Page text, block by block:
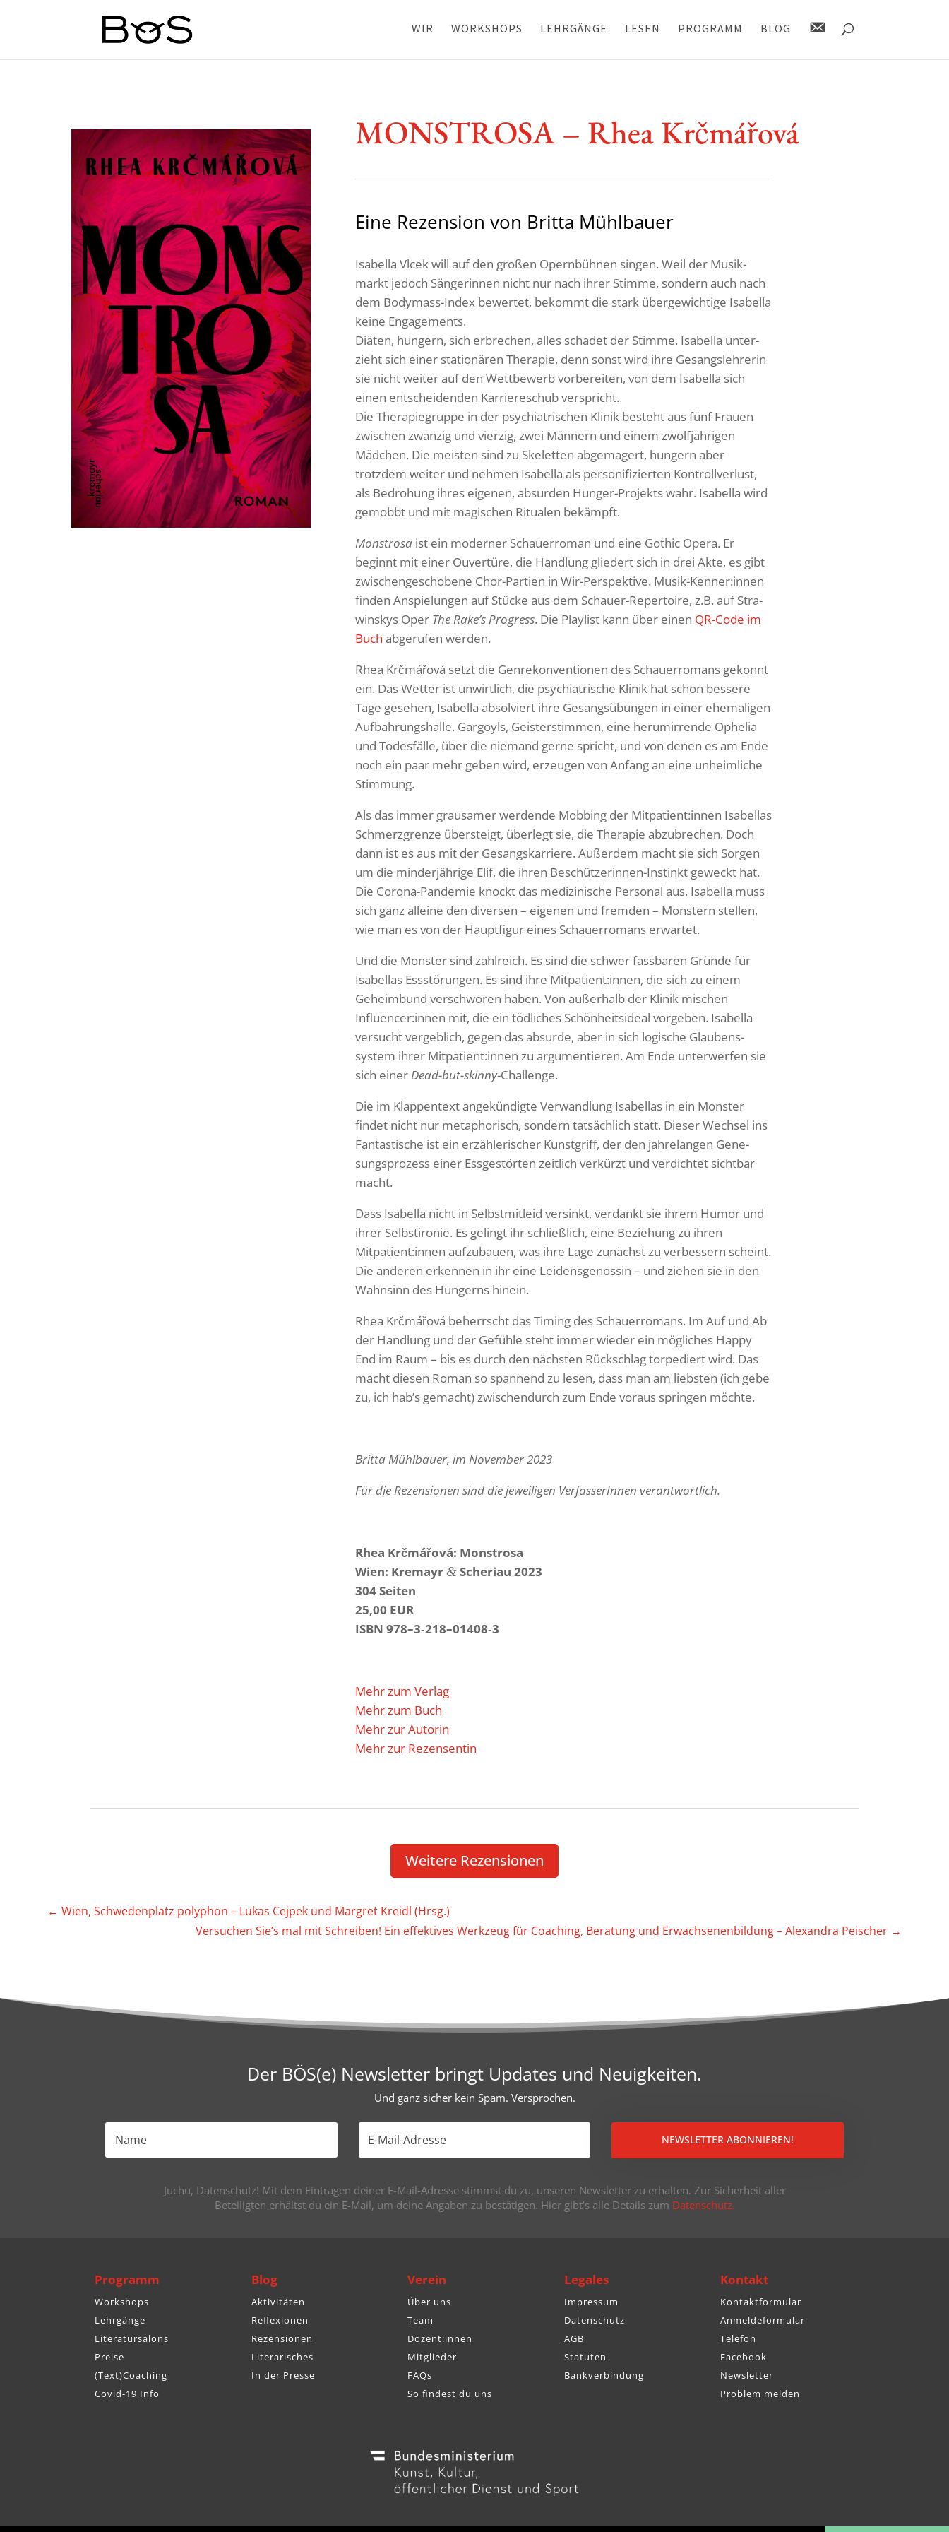
WIR WORKSHOPS LEHRGÄNGE LESEN PROGRAMM BLOG K
O
T
MONSTROSA – Rhea Krčmářová
Eine Rezen­sion von Britta Mühlbauer
Isabella Vlcek will auf den großen Opern­bühnen singen. Weil der Musik­
markt jedoch Sänge­rinnen nicht nur nach ihrer Stimme, sondern auch nach
dem Body­mass-Index bewertet, bekommt die stark über­ge­wich­tige Isabella
keine Enga­ge­ments.
Diäten, hungern, sich erbre­chen, alles schadet der Stimme. Isabella unter­
zieht sich einer statio­nären Therapie, denn sonst wird ihre Gesangs­leh­rerin
sie nicht weiter auf den Wett­be­werb vorbe­reiten, von dem Isabella sich
einen entschei­denden Karrie­re­schub verspricht.
Die Thera­pie­gruppe in der psych­ia­tri­schen Klinik besteht aus fünf Frauen
zwischen zwanzig und vierzig, zwei Männern und einem zwölf­jäh­rigen
Mädchen. Die meisten sind zu Skeletten abge­ma­gert, hungern aber
trotzdem weiter und nehmen Isabella als perso­ni­fi­zierten Kontroll­ver­lust,
als Bedro­hung ihres eigenen, absurden Hunger-Projekts wahr. Isabella wird
gemobbt und mit magi­schen Ritualen bekämpft.
Mons­trosaist ein moderner Schau­er­roman und eine Gothic Opera. Er
beginnt mit einer Ouver­türe, die Hand­lung glie­dert sich in drei Akte, es gibt
zwischen­ge­scho­bene Chor-Partien in Wir-Perspek­tive. Musik-Kenner:innen
finden Anspie­lungen auf Stücke aus dem Schauer-Reper­toire, z.B. auf Stra­
win­skys Oper The Rake’s Progress. Die Play­list kann über einen QR-Code im
Buch abge­rufen werden.
Rhea Krčmá­řová setzt die Genre­kon­ven­tionen des Schau­er­ro­mans gekonnt
ein. Das Wetter ist unwirt­lich, die psych­ia­tri­sche Klinik hat schon bessere
Tage gesehen, Isabella absol­viert ihre Gesangs­übungen in einer ehema­ligen
Aufbah­rungs­halle. Gargoyls, Geis­ter­stimmen, eine herum­ir­rende Ophelia
und Todes­fälle, über die niemand gerne spricht, und von denen es am Ende
noch ein paar mehr geben wird, erzeugen von Anfang an eine unheim­liche
Stimmung.
Als das immer grau­samer werdende Mobbing der Mitpatient:innen Isabellas
Schmerz­grenze über­steigt, über­legt sie, die Therapie abzu­bre­chen. Doch
dann ist es aus mit der Gesangs­kar­riere. Außerdem macht sie sich Sorgen
um die minder­jäh­rige Elif, die ihren Beschüt­ze­rinnen-Instinkt geweckt hat.
Die Corona-Pandemie knockt das medi­zi­ni­sche Personal aus. Isabella muss
sich ganz alleine den diversen – eigenen und fremden – Mons­tern stellen,
wie man es von der Haupt­figur eines Schau­er­ro­mans erwartet.
Und die Monster sind zahl­reich. Es sind die schwer fass­baren Gründe für
Isabellas Essstö­rungen. Es sind ihre Mitpatient:innen, die sich zu einem
Geheim­bund verschworen haben. Von außer­halb der Klinik mischen
Influencer:innen mit, die ein tödli­ches Schön­heits­ideal vorgeben. Isabella
versucht vergeb­lich, gegen das absurde, aber in sich logi­sche Glau­bens­
system ihrer Mitpatient:innen zu argu­men­tieren. Am Ende unter­werfen sie
sich einerDead-but-skinny-Chall­enge.
Die im Klap­pen­text ange­kün­digte Verwand­lung Isabellas in ein Monster
findet nicht nur meta­pho­risch, sondern tatsäch­lich statt. Dieser Wechsel ins
Fantas­ti­sche ist ein erzäh­le­ri­scher Kunst­griff, der den jahre­langen Gene­
sungs­pro­zess einer Essge­störten zeit­lich verkürzt und verdichtet sichtbar
macht.
Dass Isabella nicht in Selbst­mit­leid versinkt, verdankt sie ihrem Humor und
ihrer Selbst­ironie. Es gelingt ihr schließ­lich, eine Bezie­hung zu ihren
Mitpatient:innen aufzu­bauen, was ihre Lage zunächst zu verbes­sern scheint.
Die anderen erkennen in ihr eine Leidens­ge­nossin – und ziehen sie in den
Wahn­sinn des Hungerns hinein.
Rhea Krčmá­řová beherrscht das Timing des Schau­er­ro­mans. Im Auf und Ab
der Hand­lung und der Gefühle steht immer wieder ein mögli­ches Happy
End im Raum – bis es durch den nächsten Rück­schlag torpe­diert wird. Das
macht diesen Roman so span­nend zu lesen, dass man am liebsten (ich gebe
zu, ich hab’s gemacht) zwischen­durch zum Ende voraus springen möchte.
Britta Mühl­bauer, im November 2023
Für die Rezen­sionen sind die jewei­ligen Verfas­se­rInnen verantwortlich.
Rhea Krčmářová: Mons­trosa
Wien: Kremayr&Sche­riau 2023
304 Seiten
25,00 EUR
ISBN 978–3‑218–01408‑3
Mehr zum Verlag
Mehr zum Buch
Mehr zur Autorin
Mehr zur Rezensentin
Weitere Rezen­sionen
←Wien, Schwe­den­platz poly­phon – Lukas Cejpek und Margret Kreidl (Hrsg.)
Versu­chen Sie’s mal mit Schreiben! Ein effek­tives Werk­zeug für Coaching, Bera­tung und Erwach­se­nen­bil­dung – Alex­andra Peischer→
Der BÖS(e) Newsletter bringt Updates und Neuigkeiten.
Und ganz sicher kein Spam. Versprochen.
NEWSLETTER ABONNIEREN!
Juchu, Datenschutz! Mit dem Eintragen deiner E-Mail-Adresse stimmst du zu, unseren Newsletter zu erhalten. Zur Sicherheit aller
Beteiligten erhältst du ein E-Mail, um deine Angaben zu bestätigen. Hier gibt’s alle Details zum Datenschutz.
Programm
Workshops
Lehrgänge
Literatursalons
Preise
(Text)Coaching
Covid-19 Info
Blog
Aktivitäten
Reflexionen
Rezensionen
Literarisches
In der Presse
Verein
Über uns
Team
Dozent:innen
Mitglieder
FAQs
So findest du uns
Legales
Impressum
Datenschutz
AGB
Statuten
Bankverbindung
Kontakt
Kontaktformular
Anmeldeformular
Telefon
Facebook
Newsletter
Problem melden